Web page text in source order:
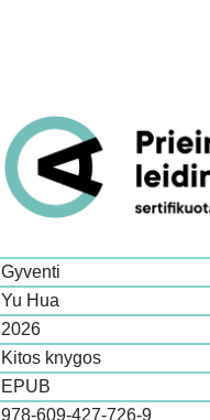
Gyventi
Yu Hua
2026
Kitos knygos
EPUB
978-609-427-726-9